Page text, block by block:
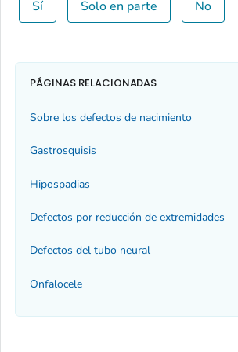
Sí Solo en parte No
PÁGINAS RELACIONADAS
Sobre los defectos de nacimiento
Gastrosquisis
Hipospadias
Defectos por reducción de extremidades
Defectos del tubo neural
Onfalocele